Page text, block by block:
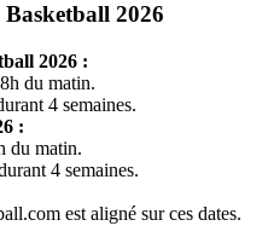
2026
2026 :
du matin.
4 semaines.
:
du matin.
4 semaines.
est aligné sur ces dates.